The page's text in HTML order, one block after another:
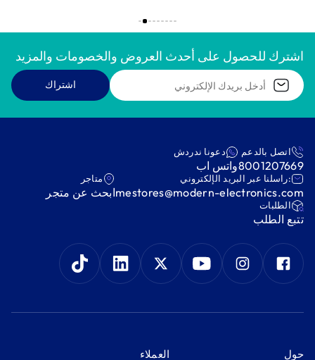
اشترك للحصول على أحدث العروض والخصومات والمزيد
اشتراك
اتصل بالدعم
8001207669
دعونا ندردش
واتس اب
:راسلنا عبر البريد الإلكتروني
mestores@modern-electronics.com
متاجر
ابحث عن متجر
‫الطلبات‬
‫تتبع الطلب‬
‫حول‬ ‫العملاء‬